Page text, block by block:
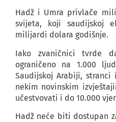
Hadž i Umra privlače
svijeta, koji saudijskoj
milijardi dolara godišnje.
Iako zvaničnici tvrde
ograničeno na 1.000
Saudijskoj Arabiji,
nekim novinskim
učestvovati i do 10.000
Hadž neće biti dostupan